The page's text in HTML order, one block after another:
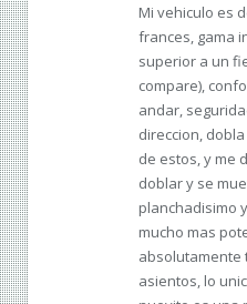
Mi vehiculo es
frances, gama
superior a un
compare),
andar,
direccion,
de estos, y me
doblar y se
planchadisimo
mucho mas
absolutamente
asientos, lo